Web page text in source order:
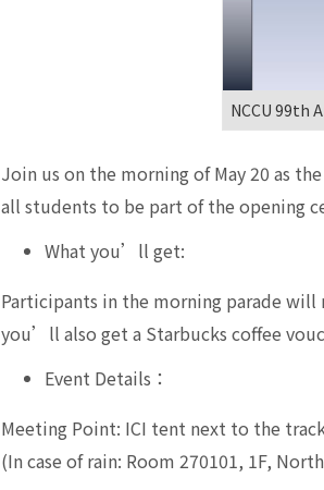
NCCU 99th
Join us on the morning of May 20 as
all students to be part of the opening
What you’ll get:
Participants in the morning parade will
you’ll also get a Starbucks coffee
Event Details：
Meeting Point: ICI tent next to the
(In case of rain: Room 270101, 1F,